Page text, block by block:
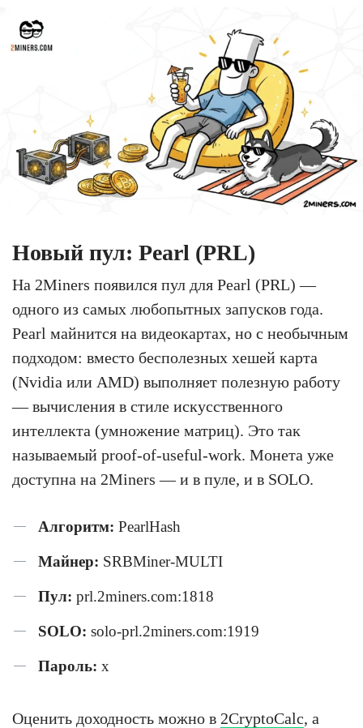
Новый пул: Pearl (PRL)
На 2Miners появился пул для Pearl (PRL) —
одного из самых любопытных запусков года.
Pearl майнится на видеокартах, но с необычным
подходом: вместо бесполезных хешей карта
(Nvidia или AMD) выполняет полезную работу
— вычисления в стиле искусственного
интеллекта (умножение матриц). Это так
называемый proof-of-useful-work. Монета уже
доступна на 2Miners — и в пуле, и в SOLO.
Алгоритм: PearlHash
Майнер: SRBMiner-MULTI
Пул: prl.2miners.com:1818
SOLO: solo-prl.2miners.com:1919
Пароль: x
Оценить доходность можно в 2CryptoCalc, а